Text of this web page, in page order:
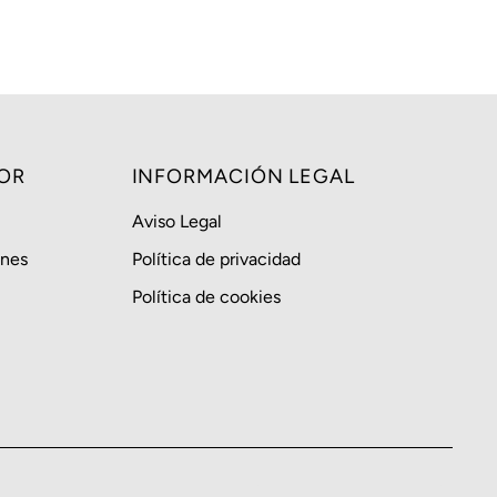
Fecha: antiguo(a) a
reciente
Fecha: reciente a
antiguo(a)
INFORMACIÓN LEGAL
Aviso Legal
Política de privacidad
Política de cookies